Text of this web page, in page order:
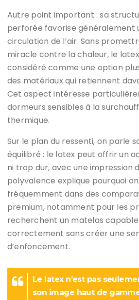
Autre point important : sa
perforée favorise généralement
circulation de l’air. Sans
miracle contre la chaleur, le
considéré comme une option
des matériaux qui retiennent
Cet aspect intéresse
dormeurs sensibles à la
thermique.
Sur le plan du ressenti, on parle
équilibré : le latex peut offrir un
ni trop dur, avec une impression
polyvalence explique pourquoi
fréquemment dans des
premium, notamment pour les
recherchent un matelas
correctement sans créer une
d’enfoncement.
Le latex n’est pas
son image haut de